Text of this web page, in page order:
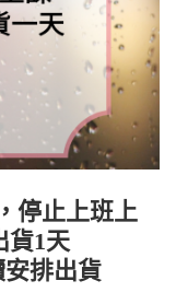
停止上班上
貨1天
安排出貨